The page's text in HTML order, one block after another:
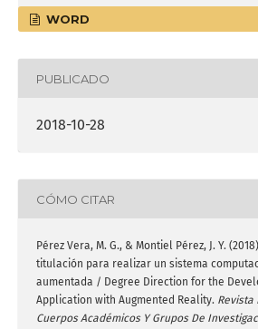
WORD
PUBLICADO
2018-10-28
CÓMO CITAR
Pérez Vera, M. G., & Montiel Pérez, J. Y.
titulación para realizar un sistema
aumentada / Degree Direction for the
Application with Augmented Reality. Revista
Cuerpos Académicos Y Grupos De